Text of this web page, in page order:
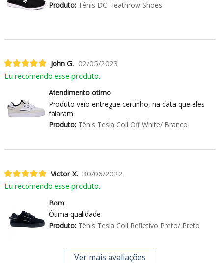
Produto:Tênis DC Heathrow Shoes
John G. 02/05/2023
Eu recomendo esse produto.
Atendimento otimo
Produto veio entregue certinho, na data que eles
falaram
Produto:Tênis Tesla Coil Off White/ Branco
Victor X. 30/06/2022
Eu recomendo esse produto.
Bom
Ótima qualidade
Produto:Tênis Tesla Coil Refletivo Preto/ Preto
Ver mais avaliações